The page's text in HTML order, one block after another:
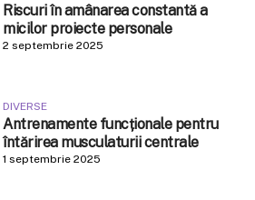
Riscuri în amânarea constantă a
micilor proiecte personale
2 septembrie 2025
DIVERSE
Antrenamente funcționale pentru
întărirea musculaturii centrale
1 septembrie 2025